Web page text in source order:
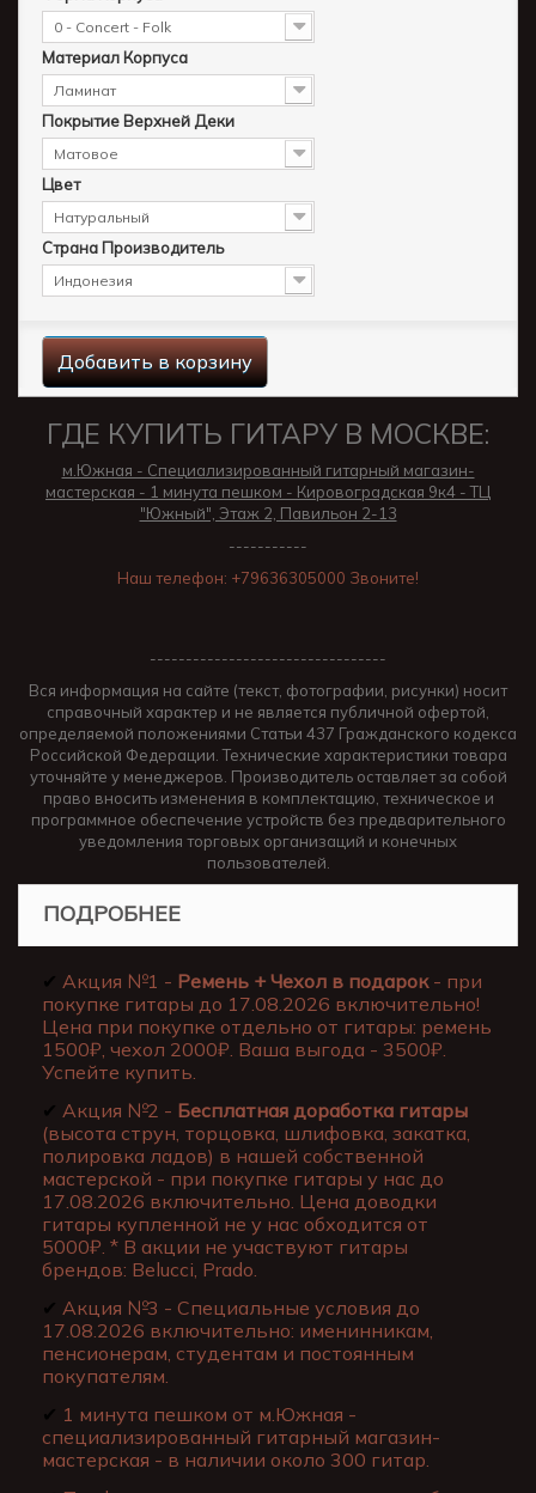
0 - Concert - Folk
Материал Корпуса
Ламинат
Покрытие Верхней Деки
Матовое
Цвет
Натуральный
Страна Производитель
Индонезия
Добавить в корзину
ГДЕ КУПИТЬ ГИТАРУ В МОСКВЕ:
м.Южная - Специализированный гитарный магазин-
мастерская - 1 минута пешком - Кировоградская 9к4 - ТЦ
"Южный", Этаж 2, Павильон 2-13
-----------
Наш телефон: +79636305000 Звоните!
---------------------------------
Вся информация на сайте (текст, фотографии, рисунки) носит
справочный характер и не является публичной офертой,
определяемой положениями Статьи 437 Гражданского кодекса
Российской Федерации. Технические характеристики товара
уточняйте у менеджеров. Производитель оставляет за собой
право вносить изменения в комплектацию, техническое и
программное обеспечение устройств без предварительного
уведомления торговых организаций и конечных
пользователей.
ПОДРОБНЕЕ
✔ Акция №1 - Ремень + Чехол в подарок- при
покупке гитары до 17.08.2026 включительно!
Цена при покупке отдельно от гитары: ремень
1500₽, чехол 2000₽. Ваша выгода - 3500₽.
Успейте купить.
✔ Акция №2 - Бесплатная доработка гитары
(высота струн, торцовка, шлифовка, закатка,
полировка ладов) в нашей собственной
мастерской - при покупке гитары у нас до
17.08.2026 включительно. Цена доводки
гитары купленной не у нас обходится от
5000₽. * В акции не участвуют гитары
брендов: Belucci, Prado.
✔ Акция №3 - Специальные условия до
17.08.2026 включительно: именинникам,
пенсионерам, студентам и постоянным
покупателям.
✔ 1 минута пешком от м.Южная -
специализированный гитарный магазин-
мастерская - в наличии около 300 гитар.